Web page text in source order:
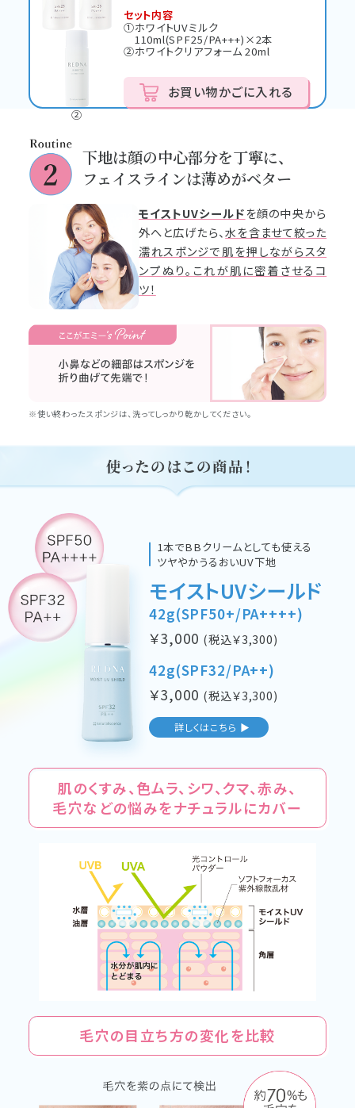
②
セット内容
①ホワイトUVミルク
110ml(SPF25/PA+++)×2本
②ホワイトクリアフォーム 20ml
お買い物かごに入れる
下地は顔の中心部分を丁寧に、
フェイスラインは薄めがベター
モイストUVシールドを顔の中央から
外へと広げたら、水を含ませて絞った
濡れスポンジで肌を押しながらスタ
ンプぬり。これが肌に密着させるコ
ツ！
※使い終わったスポンジは、洗ってしっかり乾かしてください。
1本でBBクリームとしても使える
ツヤやかうるおいUV下地
モイストUVシールド
42g(SPF50+/PA++++)
￥3,000 (税込￥3,300)
42g(SPF32/PA++)
￥3,000 (税込￥3,300)
詳しくはこちら ▶
肌のくすみ、色ムラ、シワ、クマ、赤み、
毛穴などの悩みをナチュラルにカバー
毛穴の目立ち方の変化を比較